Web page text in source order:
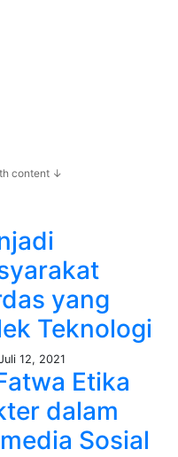
content ↓
yang
Teknologi
12, 2021
Etika
dalam
Sosial